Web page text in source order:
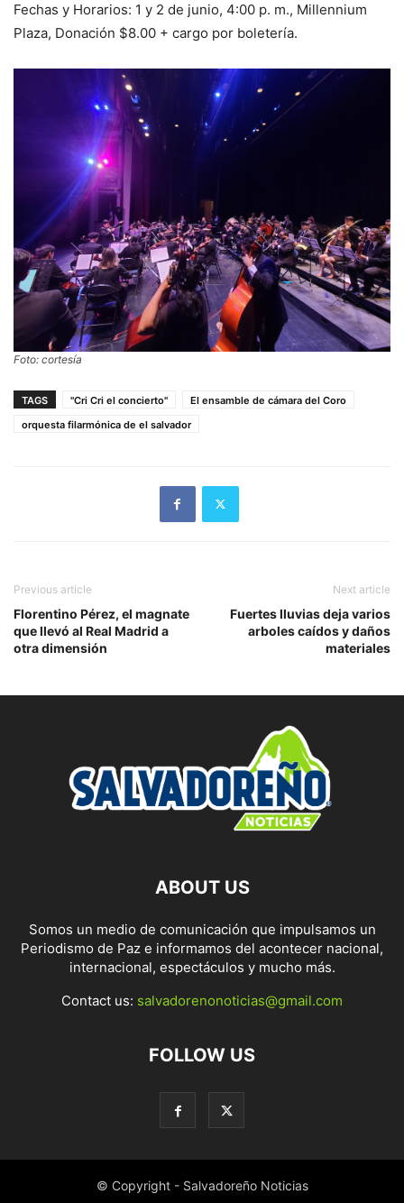
Fechas y Horarios: 1 y 2 de junio, 4:00 p. m., Millennium
Plaza, Donación $8.00 + cargo por boletería.
Foto: cortesía
TAGS "Cri Cri el concierto"
El ensamble de cámara del Coro
orquesta filarmónica de el salvador
Previous article
Florentino Pérez, el magnate
que llevó al Real Madrid a
otra dimensión
Next article
Fuertes lluvias deja varios
arboles caídos y daños
materiales
ABOUT US
Somos un medio de comunicación que impulsamos un
Periodismo de Paz e informamos del acontecer nacional,
internacional, espectáculos y mucho más.
Contact us: salvadorenonoticias@gmail.com
FOLLOW US
© Copyright - Salvadoreño Noticias